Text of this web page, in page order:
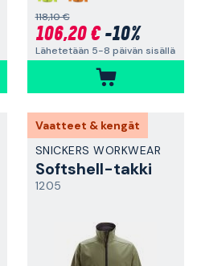
118,10 €
106,20 €-10%
Lähetetään 5-8 päivän sisällä
Vaatteet & kengät
SNICKERS WORKWEAR
Softshell-takki
1205